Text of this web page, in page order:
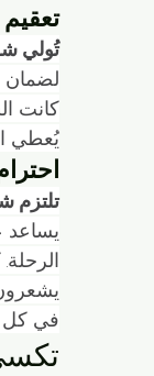
تُولي
لضمان
كانت
يُعطي
تلتزم
يساعد
يشعرون
في كل